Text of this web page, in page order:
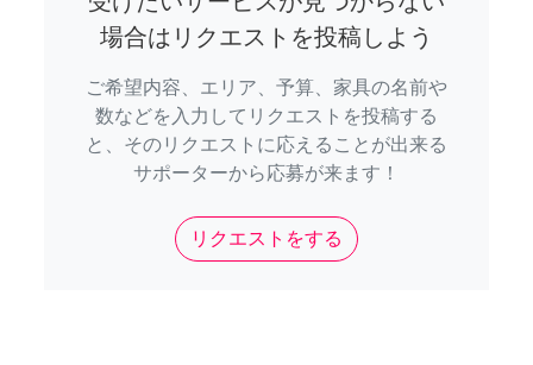
場合はリクエストを投稿しよう
ご希望内容、エリア、予算、家具の名前や
数などを入力してリクエストを投稿する
と、そのリクエストに応えることが出来る
サポーターから応募が来ます！
リクエストをする